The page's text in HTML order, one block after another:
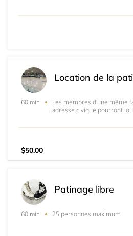
60 min
Les membres d'une même
adresse civique pourront
18h00 ou
$50.00
Patinage libre
60 min 25 personnes maximum